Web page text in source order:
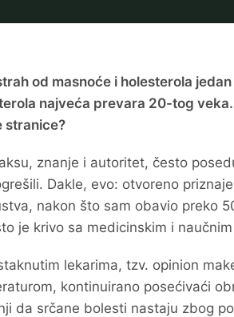
od masnoće i holesterola
najveća prevara 20-tog
stranice?
znanje i autoritet, često
Dakle, evo: otvoreno
nakon što sam obavio preko
je krivo sa medicinskim i
lekarima, tzv. opinion
kontinuirano posećivaći
da srčane bolesti nastaju zbog